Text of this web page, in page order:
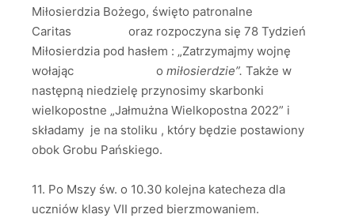
Miłosierdzia Bożego, święto patronalne
Caritas oraz rozpoczyna się 78 Tydzień
Miłosierdzia pod hasłem : „Zatrzymajmy wojnę
wołając o miłosierdzie”. Także w
następną niedzielę przynosimy skarbonki
wielkopostne „Jałmużna Wielkopostna 2022” i
składamy je na stoliku , który będzie postawiony
obok Grobu Pańskiego.
11. Po Mszy św. o 10.30 kolejna katecheza dla
uczniów klasy VII przed bierzmowaniem.